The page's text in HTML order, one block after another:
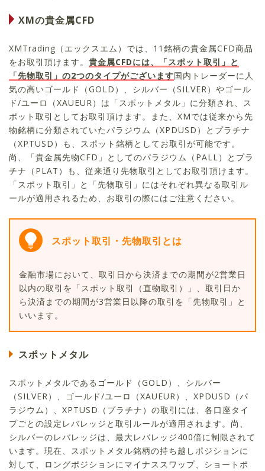
XMの貴金属CFD
XMTrading（エックスエム）では、 11 銘柄の貴金属CFD商品
をお取引頂けます。 貴金属CFDには、「スポット取引」と
「先物取引」の2つのタイプがございます国内トレーダーに人
気の高いゴールド（GOLD）、シルバー（SILVER）やゴール
ド/ユーロ（XAUEUR）は「スポットメタル」に分類され、ス
ポット取引としてお取引頂けます。また、XMでは従来から先
物銘柄に分類されていたパラジウム（XPDUSD）とプラチナ
（XPTUSD）も、スポット銘柄としてお取引が可能です。
尚、「貴金属先物CFD」としてのパラジウム（PALL）とプラ
チナ（PLAT）も、従来通り先物取引としてお取引頂けます。
「スポット取引」と「先物取引」にはそれぞれ異なる取引ル
ールが適用されるため、お取引の際にはご注意ください。
スポット取引・先物取引とは
金融市場において、取引日から決済までの期間が2営業日
以内の取引を「スポット取引（直物取引）」、取引日か
ら決済までの期間が3営業日以降の取引を「先物取引」と
いいます。
スポットメタル
スポットメタルであるゴールド（GOLD）、シルバー
（SILVER）、ゴールド/ユーロ（XAUEUR）、XPDUSD（パ
ラジウム）、XPTUSD（プラチナ）の取引には、各口座タイ
プごとの設定レバレッジと取引ルールが適用されます。尚、
シルバーのレバレッジは、最大レバレッジ400倍に制限されて
います。現在、スポットメタル銘柄の持ち越しポジションに
対して、ロングポジションにマイナススワップ、ショートポ